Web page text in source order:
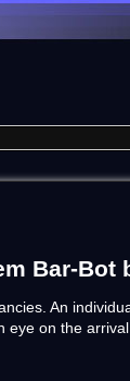
Bar-Bot
An
on the